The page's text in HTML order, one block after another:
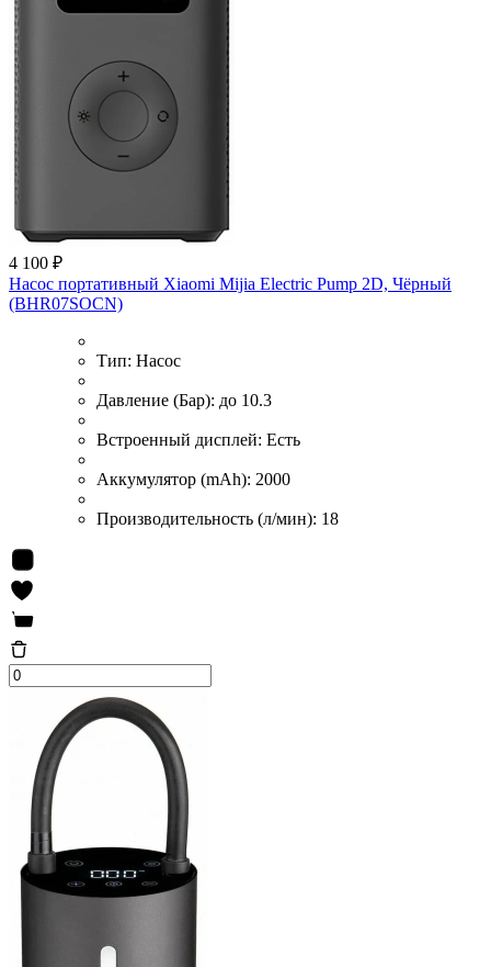
4 100 ₽
Насос портативный Xiaomi Mijia Electric Pump 2D, Чёрный
(BHR07SOCN)
Тип: Насос
Давление (Бар): до 10.3
Встроенный дисплей: Есть
Аккумулятор (mAh): 2000
Производительность (л/мин): 18